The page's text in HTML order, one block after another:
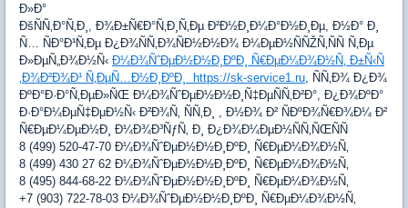
Ð»Ð°
ÐšÑÑ‚Ð°Ñ‚Ð¸, Ð¾Ð±Ñ€Ð°Ñ‚Ð¸Ñ‚Ðµ Ð²Ð½Ð¸Ð¼Ð°Ð½Ð¸Ðµ, Ð½Ð° Ð¸
Ñ… ÑÐ°Ð¹Ñ‚Ðµ Ð¿Ð¾ÑÑ‚Ð¾ÑÐ½Ð½Ð¾ Ð¼ÐµÐ½ÑÑŽÑ‚ÑÑ Ñ‚Ðµ
Ð»ÐµÑ„Ð¾Ð½Ñ‹ Ð¼Ð¾ÑˆÐµÐ½Ð½Ð¸ÐºÐ¸ Ñ€ÐµÐ¼Ð¾Ð½Ñ‚ Ð±Ñ‹Ñ
‚Ð¾Ð²Ð¾Ð¹ Ñ‚ÐµÑ…Ð½Ð¸ÐºÐ¸ https://sk-service1.ru, ÑÑ‚Ð¾ Ð¿Ð¾
ÐºÐ°Ð·Ð°Ñ‚ÐµÐ»ÑŒ Ð¼Ð¾ÑˆÐµÐ½Ð½Ð¸Ñ‡ÐµÑÑ‚Ð²Ð°, Ð¿Ð¾ÐºÐ°
Ð·Ð°Ð¼ÐµÑ‡ÐµÐ½Ñ‹ Ð²Ð¾Ñ‚ ÑÑ‚Ð¸ , Ð½Ð¾ Ð² ÑÐºÐ¾Ñ€Ð¾Ð¼ Ð²
Ñ€ÐµÐ¼ÐµÐ½Ð¸ Ð¼Ð¾Ð³ÑƒÑ‚ Ð¸ Ð¿Ð¾Ð¼ÐµÐ½ÑÑ‚ÑŒÑÑ
8 (499) 520-47-70 Ð¼Ð¾ÑˆÐµÐ½Ð½Ð¸ÐºÐ¸ Ñ€ÐµÐ¼Ð¾Ð½Ñ‚
8 (499) 430 27 62 Ð¼Ð¾ÑˆÐµÐ½Ð½Ð¸ÐºÐ¸ Ñ€ÐµÐ¼Ð¾Ð½Ñ‚
8 (495) 844-68-22 Ð¼Ð¾ÑˆÐµÐ½Ð½Ð¸ÐºÐ¸ Ñ€ÐµÐ¼Ð¾Ð½Ñ‚
+7 (903) 722-78-03 Ð¼Ð¾ÑˆÐµÐ½Ð½Ð¸ÐºÐ¸ Ñ€ÐµÐ¼Ð¾Ð½Ñ‚